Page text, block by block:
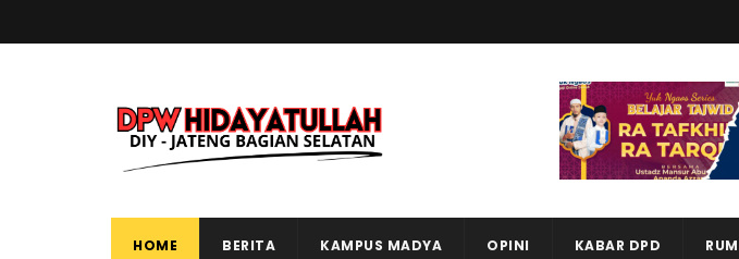
HOME BERITA KAMPUS MADYA OPINI KABAR DPD